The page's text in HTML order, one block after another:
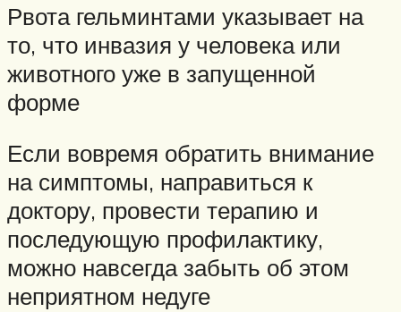
Рвота гельминтами указывает на
то, что инвазия у человека или
животного уже в запущенной
форме
Если вовремя обратить внимание
на симптомы, направиться к
доктору, провести терапию и
последующую профилактику,
можно навсегда забыть об этом
неприятном недуге